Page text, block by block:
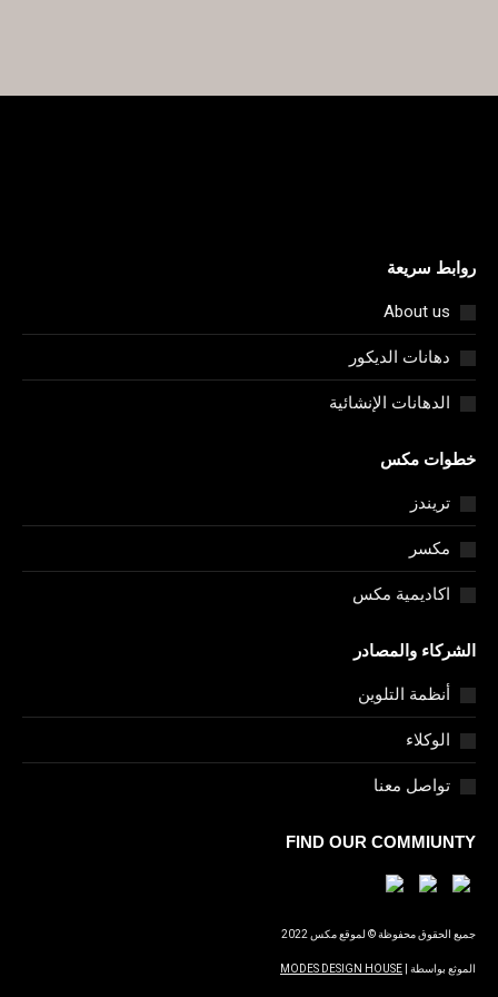
روابط سريعة
About us
دهانات الديكور
الدهانات الإنشائية
خطوات مكس
تريندز
مكسر
اكاديمية مكس
الشركاء والمصادر
أنظمة التلوين
الوكلاء
تواصل معنا
FIND OUR COMMIUNTY
جميع الحقوق محفوظة © لموقع مكس 2022
الموثع بواسطة | MODES DESIGN HOUSE